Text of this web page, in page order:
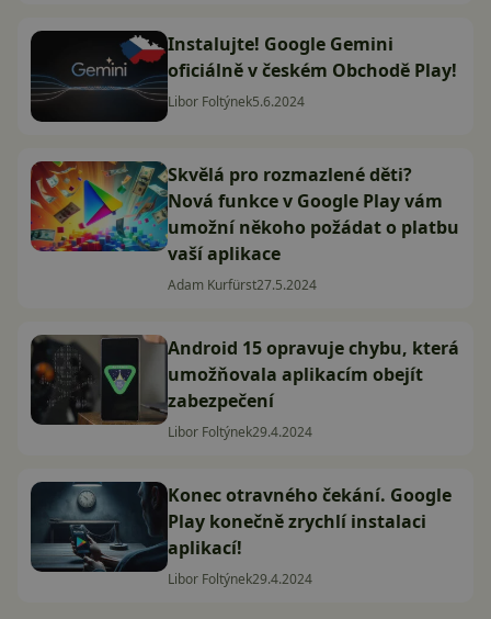
Instalujte! Google Gemini
oficiálně v českém Obchodě Play!
Libor Foltýnek5.6.2024
Skvělá pro rozmazlené děti?
Nová funkce v Google Play vám
umožní někoho požádat o platbu
vaší aplikace
Adam Kurfürst27.5.2024
Android 15 opravuje chybu, která
umožňovala aplikacím obejít
zabezpečení
Libor Foltýnek29.4.2024
Konec otravného čekání. Google
Play konečně zrychlí instalaci
aplikací!
Libor Foltýnek29.4.2024